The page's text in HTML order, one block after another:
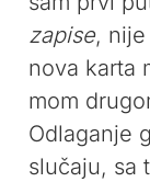
zapise, nije
nova karta
mom
Odlaganje
slučaju, sa